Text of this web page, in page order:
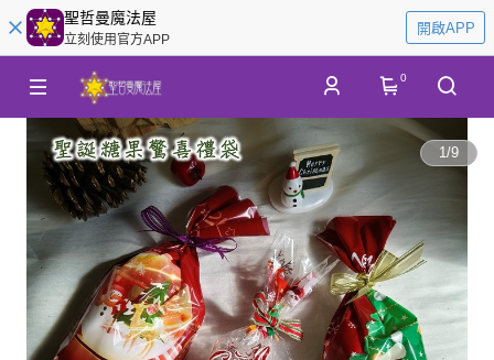
聖哲曼魔法屋
立刻使用官方APP
開啟APP
0
1/9